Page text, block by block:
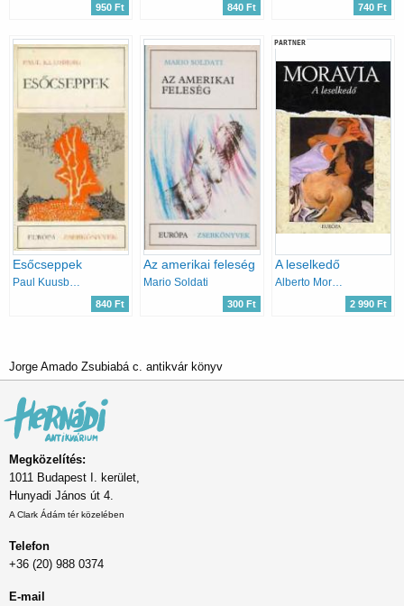
950 Ft 840 Ft 740 Ft
Esőcseppek
Paul Kuusberg
840 Ft
Az amerikai feleség
Mario Soldati
300 Ft
PARTNER
A leselkedő
Alberto Moravia
2 990 Ft
Jorge Amado Zsubiabá c. antikvár könyv
Megközelítés:
1011 Budapest I. kerület,
Hunyadi János út 4.
A Clark Ádám tér közelében
Telefon
+36 (20) 988 0374
E-mail